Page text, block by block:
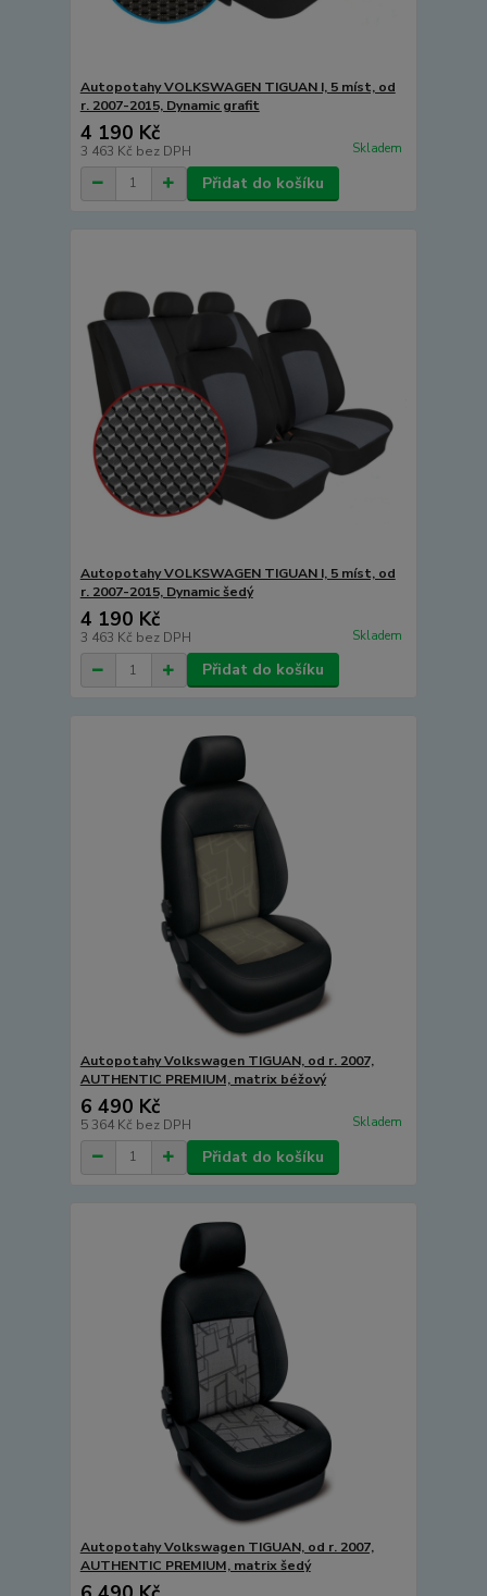
Autopotahy VOLKSWAGEN TIGUAN I, 5 míst, od
r. 2007-2015, Dynamic grafit
4 190 Kč
3 463 Kč bez DPH Skladem
Přidat do košíku
Autopotahy VOLKSWAGEN TIGUAN I, 5 míst, od
r. 2007-2015, Dynamic šedý
4 190 Kč
3 463 Kč bez DPH Skladem
Přidat do košíku
Autopotahy Volkswagen TIGUAN, od r. 2007,
AUTHENTIC PREMIUM, matrix béžový
6 490 Kč
5 364 Kč bez DPH Skladem
Přidat do košíku
Autopotahy Volkswagen TIGUAN, od r. 2007,
AUTHENTIC PREMIUM, matrix šedý